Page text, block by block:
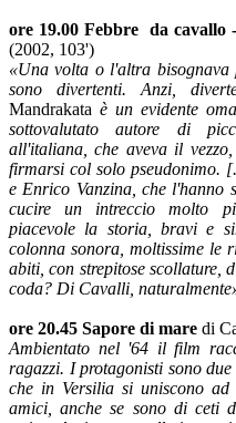
ore 19.00 Febbre da cavallo
(2002, 103')
«Una volta o l'altra
sono divertenti. Anzi,
Mandrakata è un evidente
sottovalutato autore di
all'italiana, che aveva il
firmarsi col solo pseudonimo.
e Enrico Vanzina, che l'hanno
cucire un intreccio molto
piacevole la storia, bravi e
colonna sonora, moltissime le
abiti, con strepitose scollature,
coda? Di Cavalli, naturalmente
ore 20.45 Sapore di mare di
Ambientato nel '64 il film
ragazzi. I protagonisti sono
che in Versilia si uniscono
amici, anche se sono di ceti